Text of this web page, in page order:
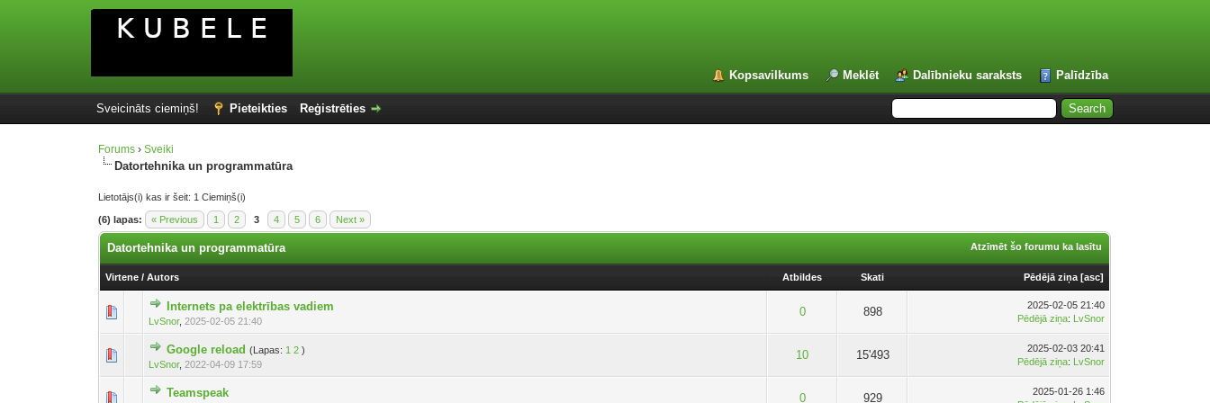
Kopsavilkums Meklēt Dalībnieku saraksts Palīdzība
Sveicināts ciemiņš! Pieteikties Reģistrēties
Forums ›Sveiki
Datortehnika un programmatūra
Lietotājs(i) kas ir šeit: 1 Ciemiņš(i)
(6) lapas: « Previous 1 2 3 4 5 6 Next »
Atzīmēt šo forumu ka lasītu
Datortehnika un programmatūra
Virtene /Autors Atbildes Skati Pēdējā ziņa [asc]
Internets pa elektrības vadiem
LvSnor,2025-02-05 21:40
0 898
2025-02-05 21:40
Pēdējā ziņa: LvSnor
Google reload (Lapas: 1 2 )
LvSnor, 2022-04-09 17:59
10 15'493
2025-02-03 20:41
Pēdējā ziņa: LvSnor
Teamspeak 0 929
2025-01-26 1:46